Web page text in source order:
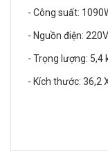
- Công suất:
- Nguồn điện: 220V
- Trọng lượng: 5,4
- Kích thước: 36,2